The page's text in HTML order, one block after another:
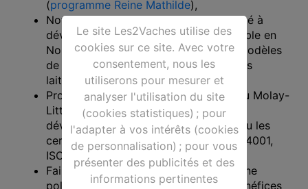
(programme Reine Mathilde),
Notre impact sur l’amont via la capacité à
développer une filière laitière bio durable en
Normandie (aides à la conversion et modèles
de contrats innovants avec les éleveurs
laitiers partenaires),
Produire pour l’essentiel dans l’usine du Molay-
Littry, très active en termes de
développement durable et qui a obtenu les
certifications environnementales ISO 14001,
ISO 50 001 et ECOCERT SAS,
Faire bénéficier nos collaborateurs d’une
politique RH avancée en termes de bénéfices
Le site Les2Vaches utilise des
cookies sur ce site. Avec votre
consentement, nous les
utiliserons pour mesurer et
analyser l'utilisation du site
(cookies statistiques) ; pour
l'adapter à vos intérêts (cookies
de personnalisation) ; pour vous
présenter des publicités et des
informations pertinentes